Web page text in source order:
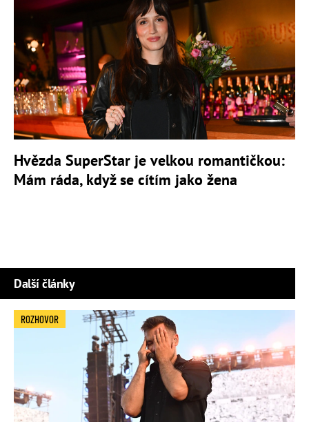
Hvězda SuperStar je velkou romantičkou:
Mám ráda, když se cítím jako žena
Další články
ROZHOVOR